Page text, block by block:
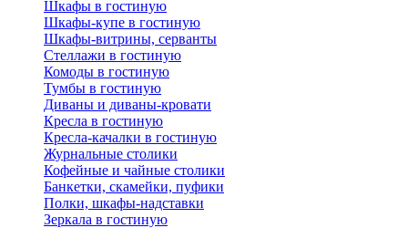
Шкафы в гостиную
Шкафы-купе в гостиную
Шкафы-витрины, серванты
Стеллажи в гостиную
Комоды в гостиную
Тумбы в гостиную
Диваны и диваны-кровати
Кресла в гостиную
Кресла-качалки в гостиную
Журнальные столики
Кофейные и чайные столики
Банкетки, скамейки, пуфики
Полки, шкафы-надставки
Зеркала в гостиную